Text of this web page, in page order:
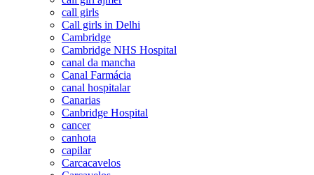
call girls
Call girls in Delhi
Cambridge
Cambridge NHS Hospital
canal da mancha
Canal Farmácia
canal hospitalar
Canarias
Canbridge Hospital
cancer
canhota
capilar
Carcacavelos